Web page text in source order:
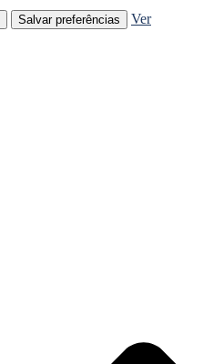
Salvar preferências
Ver